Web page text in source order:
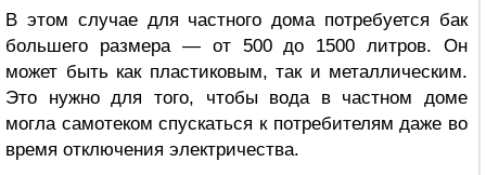
В этом случае для частного дома потребуется бак
большего размера — от 500 до 1500 литров. Он
может быть как пластиковым, так и металлическим.
Это нужно для того, чтобы вода в частном доме
могла самотеком спускаться к потребителям даже во
время отключения электричества.